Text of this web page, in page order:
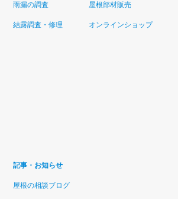
雨漏の調査
結露調査・修理
屋根部材販売
オンラインショップ
記事・お知らせ
屋根の相談ブログ